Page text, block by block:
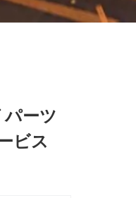
パーツ
ビス